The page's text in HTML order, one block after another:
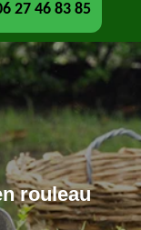
27 46 83 85
rouleau